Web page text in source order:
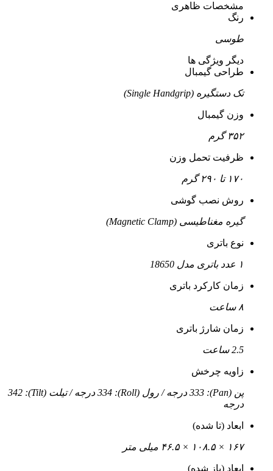
مشخصات ظاهری
رنگ
طوسی
دیگر ویژگی ها
طراحی گیمبال
تک دستگیره (Single Handgrip)
وزن گیمبال
۳۵۲ گرم
ظرفیت تحمل وزن
۱۷۰ تا ۲۹۰ گرم
روش نصب گوشی
گیره مغناطیسی (Magnetic Clamp)
نوع باتری
۱ عدد باتری مدل 18650
زمان کارکرد باتری
۸ ساعت
زمان شارژ باتری
2.5 ساعت
زاویه چرخش
پن (Pan): 333 درجه / رول (Roll): 334 درجه / تیلت (Tilt): 342
درجه
ابعاد (تا شده)
۱۶۷ × ۱۰۸.۵ × ۴۶.۵ میلی متر
ابعاد (باز شده)